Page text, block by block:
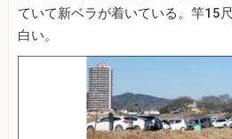
ていて新ベラが着いている。竿15
白い。